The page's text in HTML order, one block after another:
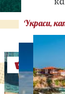
Украси,